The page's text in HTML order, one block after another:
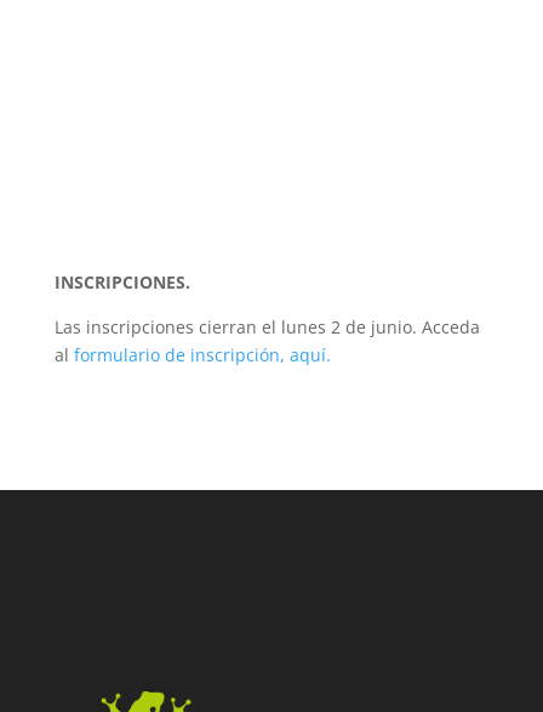
INSCRIPCIONES.
Las inscripciones cierran el lunes 2 de junio. Acceda
al formulario de inscripción, aquí.